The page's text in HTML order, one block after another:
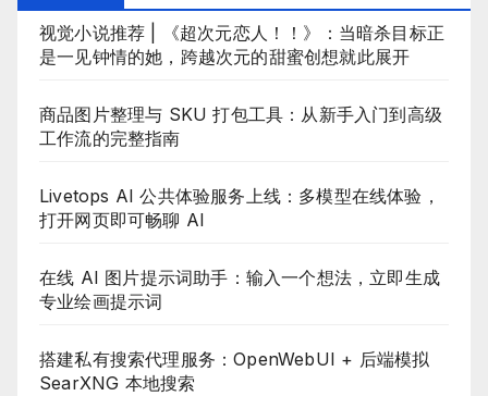
视觉小说推荐 | 《超次元恋人！！》：当暗杀目标正
是一见钟情的她，跨越次元的甜蜜创想就此展开
商品图片整理与 SKU 打包工具：从新手入门到高级
工作流的完整指南
Livetops AI 公共体验服务上线：多模型在线体验，
打开网页即可畅聊 AI
在线 AI 图片提示词助手：输入一个想法，立即生成
专业绘画提示词
搭建私有搜索代理服务：OpenWebUI + 后端模拟
SearXNG 本地搜索